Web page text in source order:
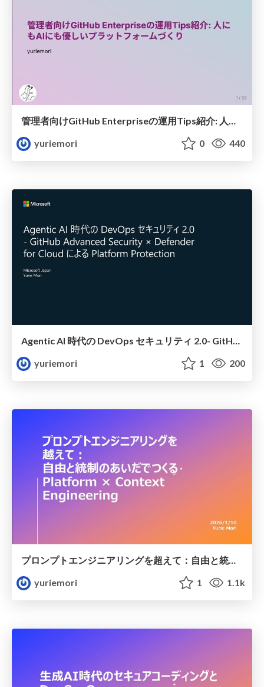
管理者向けGitHub Enterpriseの運用Tips紹介: 人にもAIにも優しいプラットフォームづくり
yuriemori
0 440
Agentic AI 時代の DevOps セキュリティ 2.0- GitHub Advanced Security × Defender for Cloud による Platform Protection
yuriemori
1 200
プロンプトエンジニアリングを超えて：自由と統制のあいだでつくる Platform × Context Engineering
yuriemori
1 1.1k